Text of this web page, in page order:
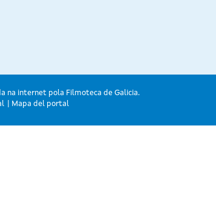
na internet pola Filmoteca de Galicia.
Mapa del portal